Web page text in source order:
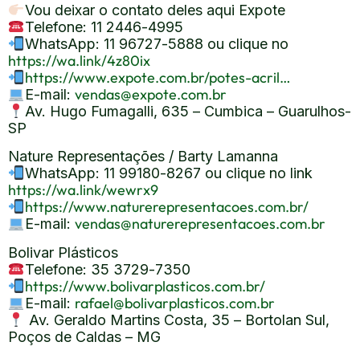
Vou deixar o contato deles aqui Expote
Telefone: 11 2446-4995
WhatsApp: 11 96727-5888 ou clique no
https://wa.link/4z80ix
https://www.expote.com.br/potes-acril…
E-mail: vendas@expote.com.br
Av. Hugo Fumagalli, 635 – Cumbica – Guarulhos-
SP
Nature Representações / Barty Lamanna
WhatsApp: 11 99180-8267 ou clique no link
https://wa.link/wewrx9
https://www.naturerepresentacoes.com.br/
E-mail: vendas@naturerepresentacoes.com.br
Bolivar Plásticos
Telefone: 35 3729-7350
https://www.bolivarplasticos.com.br/
E-mail: rafael@bolivarplasticos.com.br
Av. Geraldo Martins Costa, 35 – Bortolan Sul,
Poços de Caldas – MG